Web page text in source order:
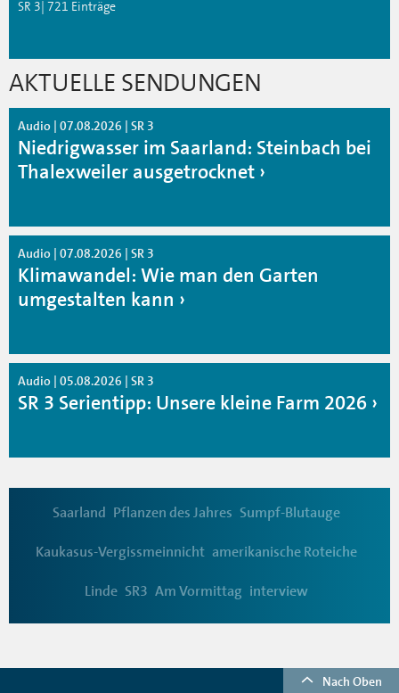
SR 3| 721 Einträge
AKTUELLE SENDUNGEN
Audio | 07.08.2026 | SR 3
Niedrigwasser im Saarland: Steinbach bei
Thalexweiler ausgetrocknet
Audio | 07.08.2026 | SR 3
Klimawandel: Wie man den Garten
umgestalten kann
Audio | 05.08.2026 | SR 3
SR 3 Serientipp: Unsere kleine Farm 2026
Saarland Pflanzen des Jahres Sumpf-Blutauge
Kaukasus-Vergissmeinnicht amerikanische Roteiche
Linde SR3 Am Vormittag interview
Nach Oben